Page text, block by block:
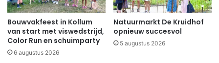
Bouwvakfeest in Kollum
van start met viswedstrijd,
Color Run en schuimparty
6 augustus 2026
Natuurmarkt De Kruidhof
opnieuw succesvol
5 augustus 2026